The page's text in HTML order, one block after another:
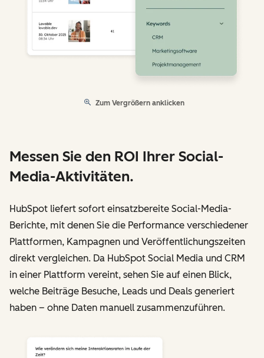
Zum Vergrößern anklicken
Messen Sie den ROI Ihrer Social-
Media-Aktivitäten.
HubSpot liefert sofort einsatzbereite Social-Media-
Berichte, mit denen Sie die Performance verschiedener
Plattformen, Kampagnen und Veröffentlichungszeiten
direkt vergleichen. Da HubSpot Social Media und CRM
in einer Plattform vereint, sehen Sie auf einen Blick,
welche Beiträge Besuche, Leads und Deals generiert
haben – ohne Daten manuell zusammenzuführen.